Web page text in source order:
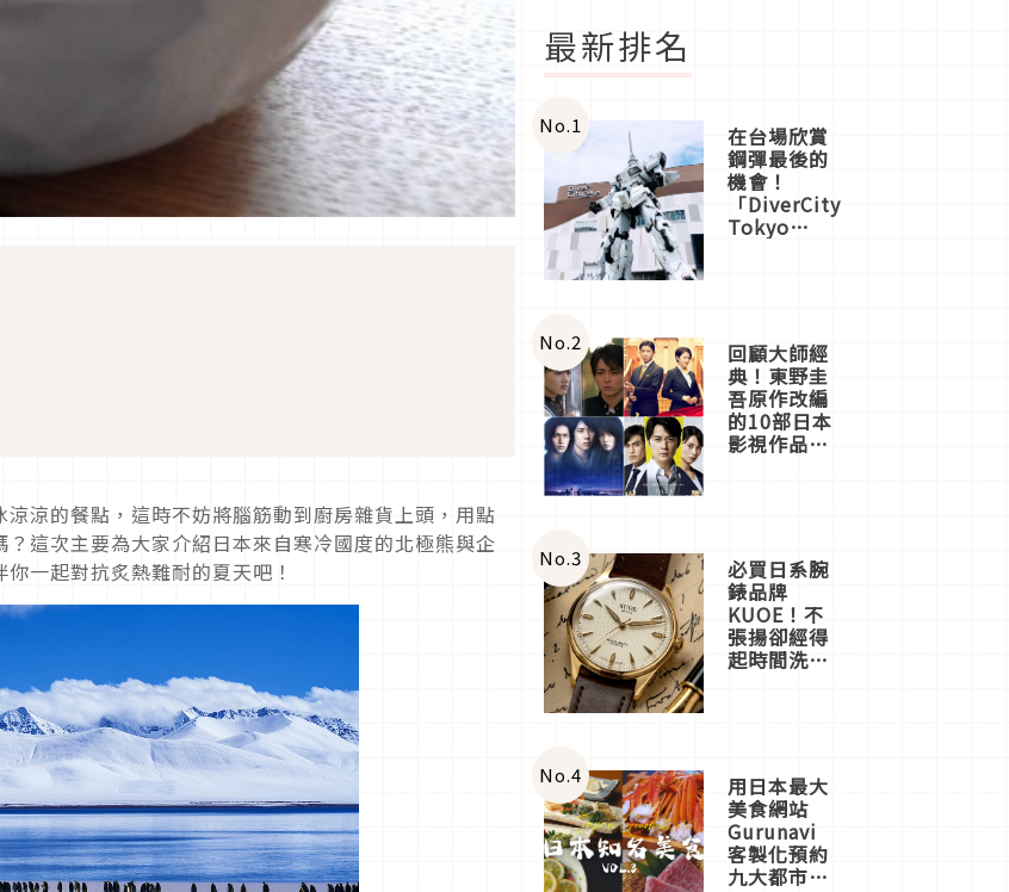
涼的餐點，這時不妨將腦筋動到廚房雜貨上頭，用點
這次主要為大家介紹日本來自寒冷國度的北極熊與企
一起對抗炙熱難耐的夏天吧！
最新排名
No.1 在台場欣賞
鋼彈最後的
機會！
「DiverCity
Tokyo
體驗
No.2 回顧大師經
典！東野圭
吾原作改編
的10部日本
影視作品推
No.3 必買日系腕
錶品牌
KUOE！不
張揚卻經得
起時間洗鍊
No.4 用日本最大
美食網站
Gurunavi
客製化預約
九大都市餐